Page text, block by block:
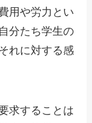
用や労力とい
分たち学生の
れに対する感
求することは